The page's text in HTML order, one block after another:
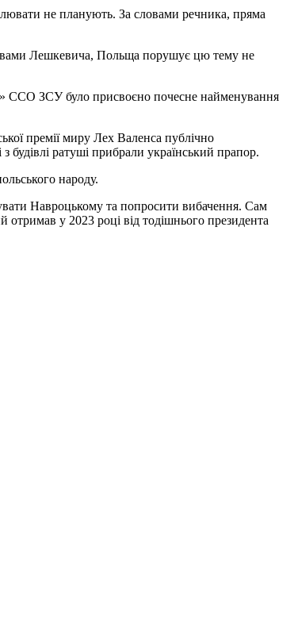
не планують. За словами речника, пряма
Лешкевича, Польща порушує цю тему не
ССО ЗСУ було присвоєно почесне найменування
премії миру Лех Валенса публічно
ратуші прибрали український прапор.
народу.
Навроцькому та попросити вибачення. Сам
у 2023 році від тодішнього президента